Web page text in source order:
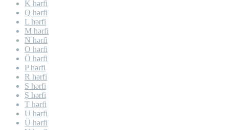
K hərfi
Q hərfi
L hərfi
M hərfi
N hərfi
O hərfi
Ö hərfi
P hərfi
R hərfi
S hərfi
Ş hərfi
T hərfi
U hərfi
Ü hərfi